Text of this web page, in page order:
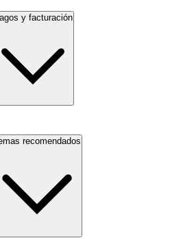
y facturación
recomendados